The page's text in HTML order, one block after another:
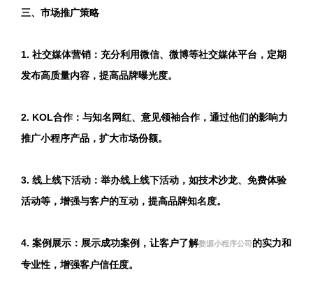
三、市场推广策略
1. 社交媒体营销：充分利用微信、微博等社交媒体平台，定期
发布高质量内容，提高品牌曝光度。
2. KOL合作：与知名网红、意见领袖合作，通过他们的影响力
推广小程序产品，扩大市场份额。
3. 线上线下活动：举办线上线下活动，如技术沙龙、免费体验
活动等，增强与客户的互动，提高品牌知名度。
4. 案例展示：展示成功案例，让客户了解婺源小程序公司 的实力和
专业性，增强客户信任度。